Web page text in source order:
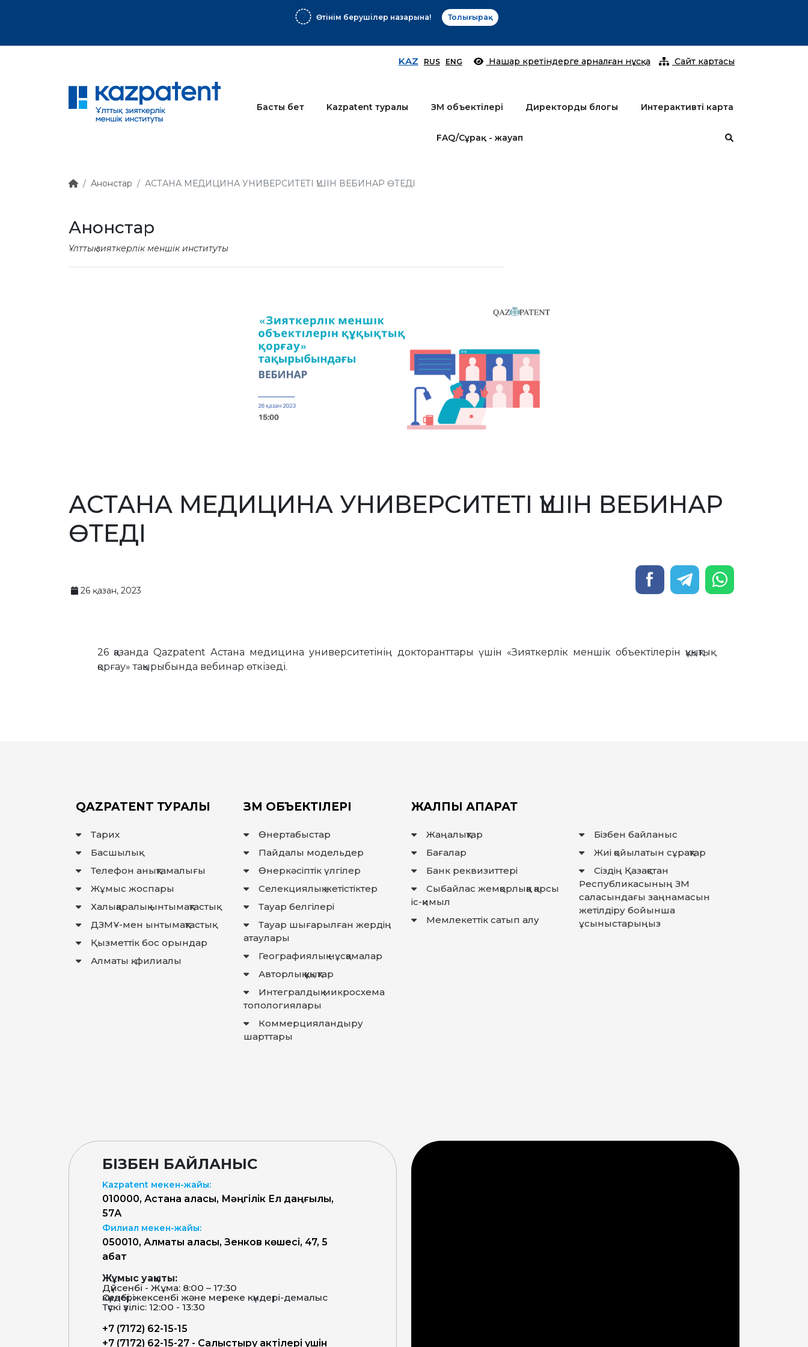
Өтінім берушілер назарына! Толығырақ
KAZ RUS ENG Нашар көретіндерге арналған нұсқа Сайт картасы
Басты бет Kazpatent туралы ЗМ объектілері Директордың блогы Интерактивті карта
FAQ/Сұрақ - жауап
Анонстар АСТАНА МЕДИЦИНА УНИВЕРСИТЕТІ ҮШІН ВЕБИНАР ӨТЕДІ
Анонстар
Ұлттық зияткерлік меншік институты
АСТАНА МЕДИЦИНА УНИВЕРСИТЕТІ ҮШІН ВЕБИНАР
ӨТЕДІ
26 қазан, 2023
26 қазанда Qazpatent Астана медицина университетінің докторанттары үшін «Зияткерлік меншік объектілерін құқықтық
қорғау» тақырыбында вебинар өткізеді.
QAZPATENT ТУРАЛЫ
Тарих
Басшылық
Телефон анықтамалығы
Жұмыс жоспары
Халықаралық ынтымақтастық
ДЗМҰ-мен ынтымақтастық
Қызметтік бос орындар
Алматы қ. филиалы
ЗМ ОБЪЕКТІЛЕРІ
Өнертабыстар
Пайдалы модельдер
Өнеркәсіптік үлгілер
Селекциялық жетістіктер
Тауар белгілері
Тауар шығарылған жердiң
атаулары
Географиялық нұсқамалар
Авторлық құқықтар
Интегралдық микросхема
топологиялары
Коммерцияландыру
шарттары
ЖАЛПЫ АҚПАРАТ
Жаңалықтар
Бағалар
Банк реквизиттері
Сыбайлас жемқорлыққа қарсы
іс-қимыл
Мемлекеттiк сатып алу
Бізбен байланыс
Жиі қойылатын сұрақтар
Сіздің Қазақстан
Республикасының ЗМ
саласындағы заңнамасын
жетілдіру бойынша
ұсыныстарыңыз
БІЗБЕН БАЙЛАНЫС
Kazpatent мекен-жайы:
010000, Астана қаласы, Мәңгілік Ел даңғылы,
57А
Филиал мекен-жайы:
050010, Алматы қаласы, Зенков көшесі, 47, 5
қабат
Жұмыс уақыты:
Дүйсенбі - Жұма: 8:00 – 17:30
Сенбі, жексенбі және мереке күндері-демалыс күндері
Түскі үзіліс: 12:00 - 13:30
+7 (7172) 62-15-15
+7 (7172) 62-15-27 - Салыстыру актілері үшін